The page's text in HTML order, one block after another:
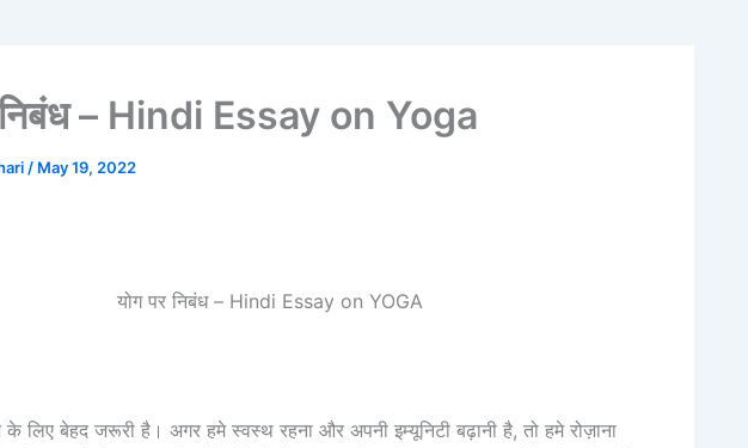
निबंध – Hindi Essay on Yoga
/ May 19, 2022
योग पर निबंध – Hindi Essay on YOGA
के लिए बेहद जरूरी है। अगर हमे स्वस्थ रहना और अपनी इम्यूनिटी बढ़ानी है, तो हमे रोज़ाना